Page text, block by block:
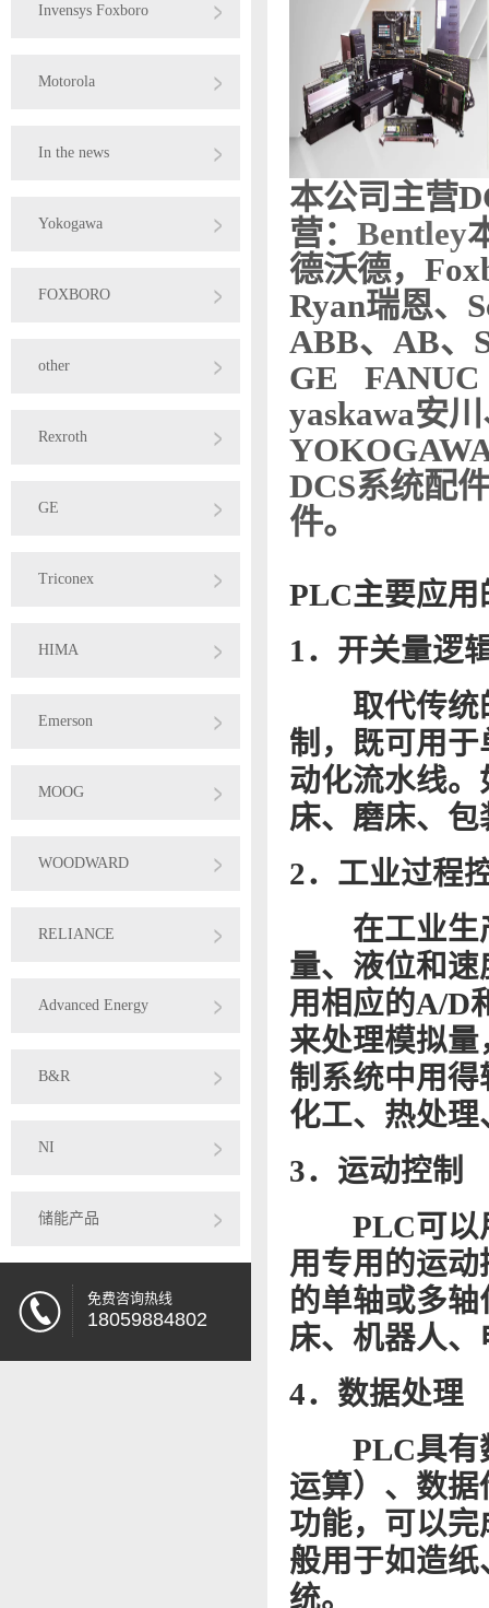
Invensys Foxboro
Motorola
In the news
Yokogawa
FOXBORO
other
Rexroth
GE
Triconex
HIMA
Emerson
MOOG
WOODWARD
RELIANCE
Advanced Energy
B&R
NI
储能产品
免费咨询热线
18059884802
本公司主营
营： Bentley
德沃德，
Ryan瑞恩、
ABB、AB、
GE FANUC
yaskawa安
DCS系统配
件。
PLC主要应用
1．开关量逻
取代传统的
制，既可用
动化流水线
床、磨床、
2．工业过程
在工业生产
量、液位和
用相应的A/D
来处理模拟
制系统中用
化工、热处
3．运动控制
PLC可以
用专用的运
的单轴或多
床、机器人
4．数据处理
PLC具有
运算）、数
功能，可以
般用于如造
统。